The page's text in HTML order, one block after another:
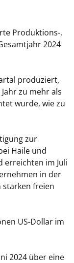
Produktions-,
2024
produziert,
zu mehr als
wurde, wie zu
zur
Haile und
erreichten im Juli
in der
starken freien
US-Dollar im
2024 über eine